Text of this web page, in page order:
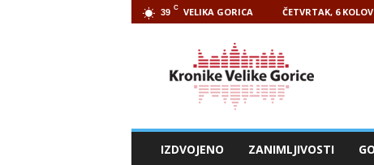
39 C VELIKA GORICA ČETVRTAK, 6
IZDVOJENO ZANIMLJIVOSTI